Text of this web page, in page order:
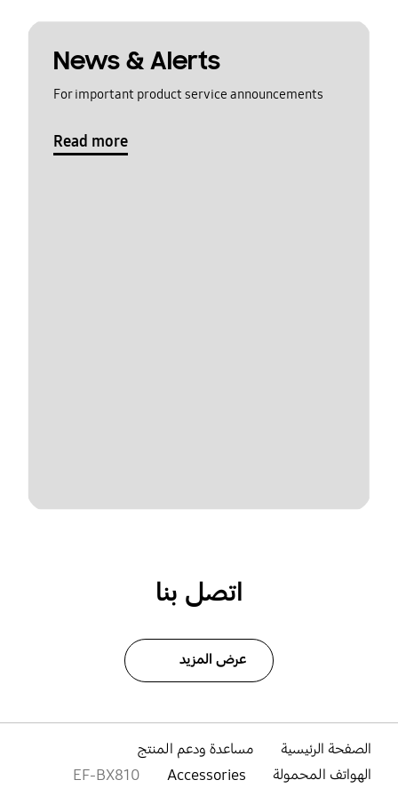
News & Alerts
For important product service announcements
Read more
اتصل بنا
عرض المزيد
الصفحة الرئيسية
مساعدة ودعم المنتج
الهواتف المحمولة
Accessories
EF-BX810